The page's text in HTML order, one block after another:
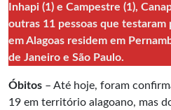
Inhapi (1) e Campestre (1),
outras 11 pessoas que
em Alagoas residem em
de Janeiro e São Paulo.
Óbitos – Até hoje, foram
19 em território alagoano, mas